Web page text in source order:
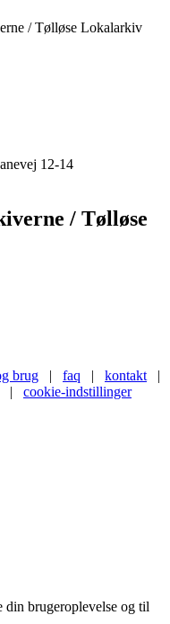
/ Tølløse Lokalarkiv
12-14
/ Tølløse
brug | faq | kontakt
|
| cookie-indstillinger
din brugeroplevelse og til